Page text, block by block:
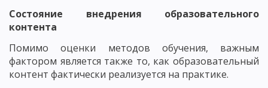
Состояние внедрения образовательного
контента
Помимо оценки методов обучения, важным
фактором является также то, как образовательный
контент фактически реализуется на практике.